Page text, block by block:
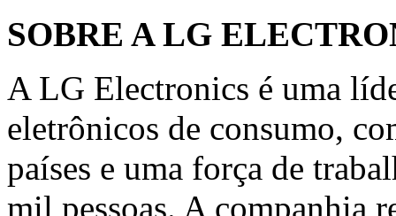
SOBRE A LG
A LG Electronics é uma
eletrônicos de consumo,
países e uma força de
mil pessoas. A companhia